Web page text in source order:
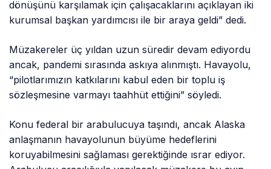
dönüşünü karşılamak için çalışacaklarını açıklayan iki
kurumsal başkan yardımcısı ile bir araya geldi” dedi.
Müzakereler üç yıldan uzun süredir devam ediyordu
ancak, pandemi sırasında askıya alınmıştı. Havayolu,
“pilotlarımızın katkılarını kabul eden bir toplu iş
sözleşmesine varmayı taahhüt ettiğini” söyledi.
Konu federal bir arabulucuya taşındı, ancak Alaska
anlaşmanın havayolunun büyüme hedeflerini
koruyabilmesini sağlaması gerektiğinde ısrar ediyor.